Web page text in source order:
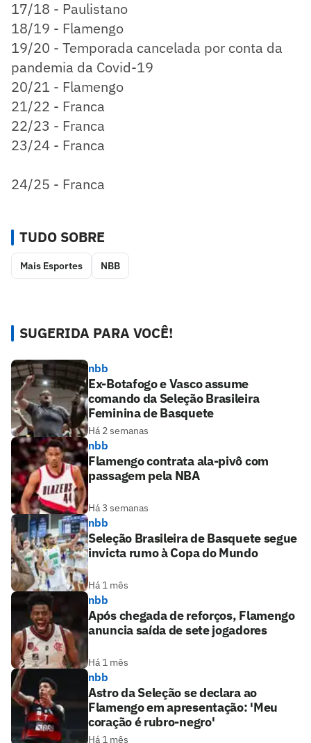
17/18 - Paulistano
18/19 - Flamengo
19/20 - Temporada cancelada por conta da
pandemia da Covid-19
20/21 - Flamengo
21/22 - Franca
22/23 - Franca
23/24 - Franca
24/25 - Franca
TUDO SOBRE
Mais Esportes NBB
SUGERIDA PARA VOCÊ!
nbb
Ex-Botafogo e Vasco assume
comando da Seleção Brasileira
Feminina de Basquete
Há 2 semanas
nbb
Flamengo contrata ala-pivô com
passagem pela NBA
Há 3 semanas
nbb
Seleção Brasileira de Basquete segue
invicta rumo à Copa do Mundo
Há 1 mês
nbb
Após chegada de reforços, Flamengo
anuncia saída de sete jogadores
Há 1 mês
nbb
Astro da Seleção se declara ao
Flamengo em apresentação: 'Meu
coração é rubro-negro'
Há 1 mês